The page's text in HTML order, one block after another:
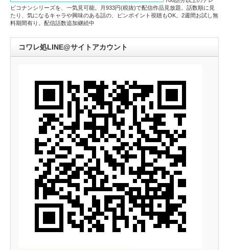
ビコナンシリーズを、一気見可能。月933円(税抜)で配信作品見放題。話数順に見
たり、気になるキャラや興味のある話の、ピンポイント視聴もOK。2週間お試し無
料期間有り。配信話数追加継続中
コワレ処LINE@サイトアカウント